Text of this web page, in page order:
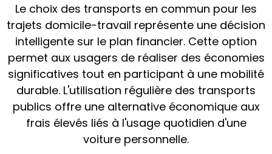
Le choix des transports en commun pour les
trajets domicile-travail représente une décision
intelligente sur le plan financier. Cette option
permet aux usagers de réaliser des économies
significatives tout en participant à une mobilité
durable. L'utilisation régulière des transports
publics offre une alternative économique aux
frais élevés liés à l'usage quotidien d'une
voiture personnelle.